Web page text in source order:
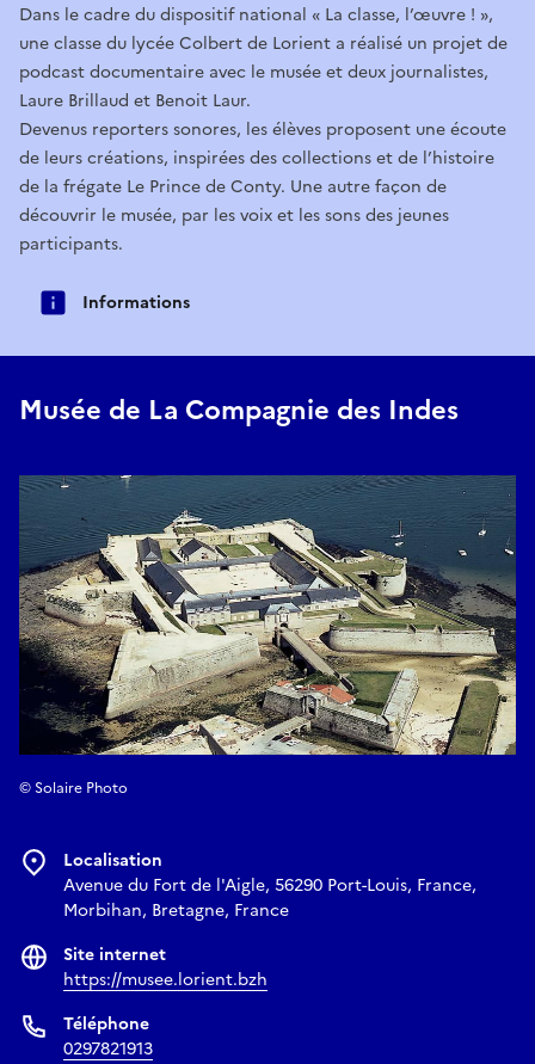
Dans le cadre du dispositif national « La classe, l’œuvre ! »,
une classe du lycée Colbert de Lorient a réalisé un projet de
podcast documentaire avec le musée et deux journalistes,
Laure Brillaud et Benoit Laur.
Devenus reporters sonores, les élèves proposent une écoute
de leurs créations, inspirées des collections et de l’histoire
de la frégate Le Prince de Conty. Une autre façon de
découvrir le musée, par les voix et les sons des jeunes
participants.
Informations
Musée de La Compagnie des Indes
© Solaire Photo
Localisation
Avenue du Fort de l'Aigle, 56290 Port-Louis, France,
Morbihan, Bretagne, France
Site internet
https://musee.lorient.bzh
Téléphone
0297821913